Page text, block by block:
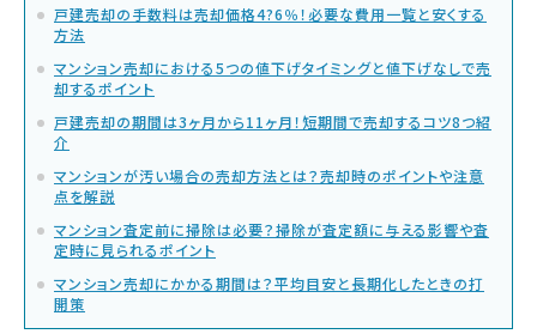
戸建売却の手数料は売却価格4?6％！必要な費用一覧と安くする
方法
マンション売却における5つの値下げタイミングと値下げなしで売
却するポイント
戸建売却の期間は3ヶ月から11ヶ月！短期間で売却するコツ8つ紹
介
マンションが汚い場合の売却方法とは？売却時のポイントや注意
点を解説
マンション査定前に掃除は必要？掃除が査定額に与える影響や査
定時に見られるポイント
マンション売却にかかる期間は？平均目安と長期化したときの打
開策